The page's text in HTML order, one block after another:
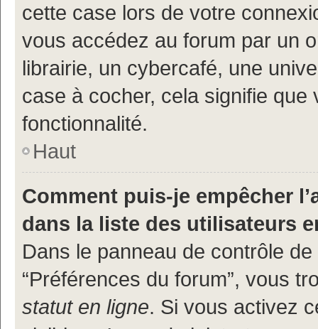
cette case lors de votre
vous accédez au forum par un
librairie, un cybercafé, une
case à cocher, cela signifie
fonctionnalité.
Haut
Comment puis-je empêcher
dans la liste des utilisateurs
Dans le panneau de contrôle
“Préférences du forum”, vous
statut en ligne. Si vous activez